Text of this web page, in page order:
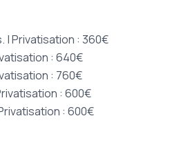
| Privatisation : 360€
: 640€
: 760€
: 600€
: 600€